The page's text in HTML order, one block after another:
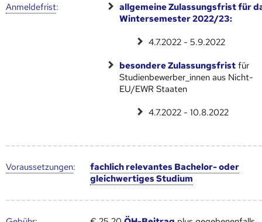
Anmelde­frist:
allgemeine Zulassungsfrist für
Wintersemester 2022/23:
4.7.2022 - 5.9.2022
besondere Zulassungsfrist für
Studienbewerber_innen aus Nicht-
EU/EWR Staaten
4.7.2022 - 10.8.2022
Voraus­setzungen:
fachlich relevantes Bachelor- oder
gleichwertiges Studium